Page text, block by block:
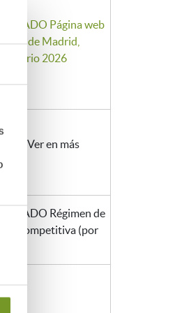
Página web
de Madrid,
Barrio 2026
Ver en más
Régimen de
no competitiva (por